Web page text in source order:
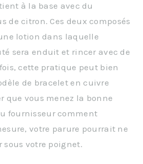
à la base avec du
de citron. Ces deux composés
lotion dans laquelle
sera enduit et rincer avec de
cette pratique peut bien
de bracelet en cuivre
que vous menez la bonne
fournisseur comment
votre parure pourrait ne
sous votre poignet.